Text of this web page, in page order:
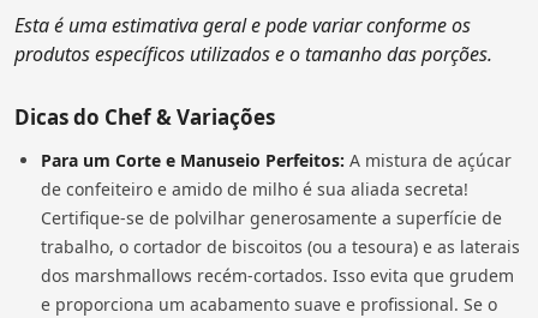
Esta é uma estimativa geral e pode variar conforme os
produtos específicos utilizados e o tamanho das porções.
Dicas do Chef & Variações
Para um Corte e Manuseio Perfeitos: A mistura de açúcar
de confeiteiro e amido de milho é sua aliada secreta!
Certifique-se de polvilhar generosamente a superfície de
trabalho, o cortador de biscoitos (ou a tesoura) e as laterais
dos marshmallows recém-cortados. Isso evita que grudem
e proporciona um acabamento suave e profissional. Se o